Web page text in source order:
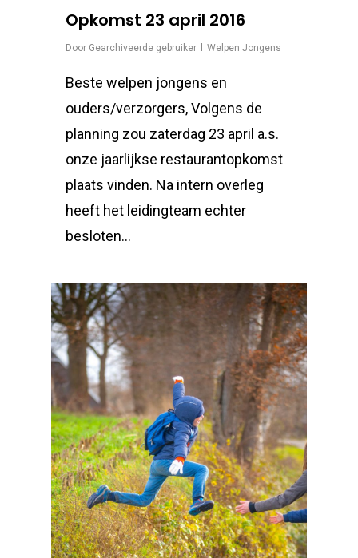
Opkomst 23 april 2016
Door Gearchiveerde gebruiker Welpen Jongens
Beste welpen jongens en
ouders/verzorgers, Volgens de
planning zou zaterdag 23 april a.s.
onze jaarlijkse restaurantopkomst
plaats vinden. Na intern overleg
heeft het leidingteam echter
besloten…